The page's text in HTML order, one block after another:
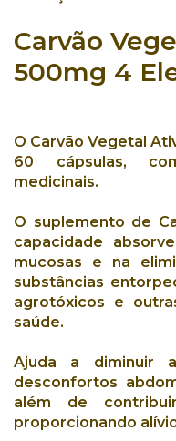
Carvão
500mg 4
O Carvão Vegetal
60 cápsulas,
medicinais.
O suplemento de
capacidade
mucosas e na
substâncias
agrotóxicos e
saúde.
Ajuda a diminuir
desconfortos
além de
proporcionando